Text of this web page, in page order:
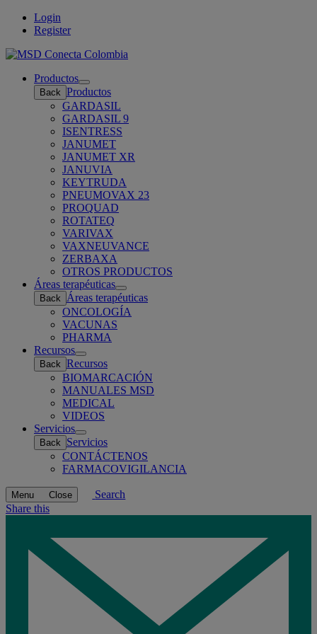
Login
Register
Productos
Open
submenu
Back Productos
GARDASIL
GARDASIL 9
ISENTRESS
JANUMET
JANUMET XR
JANUVIA
KEYTRUDA
PNEUMOVAX 23
PROQUAD
ROTATEQ
VARIVAX
VAXNEUVANCE
ZERBAXA
OTROS PRODUCTOS
Áreas terapéuticas
Open
submenu
Back
Áreas terapéuticas
ONCOLOGÍA
VACUNAS
PHARMA
Recursos
Open
submenu
Back Recursos
BIOMARCACIÓN
MANUALES MSD
MEDICAL
VIDEOS
Servicios
Open
submenu
Back
Servicios
CONTÁCTENOS
FARMACOVIGILANCIA
Menu Close
Search
Share this